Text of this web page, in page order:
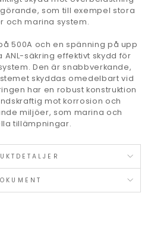
som till exempel stora
och marina system.
500A och en spänning på upp
säkring effektivt skydd för
Den är snabbverkande,
skyddas omedelbart vid
har en robust konstruktion
mot korrosion och
miljöer, som marina och
tillämpningar.